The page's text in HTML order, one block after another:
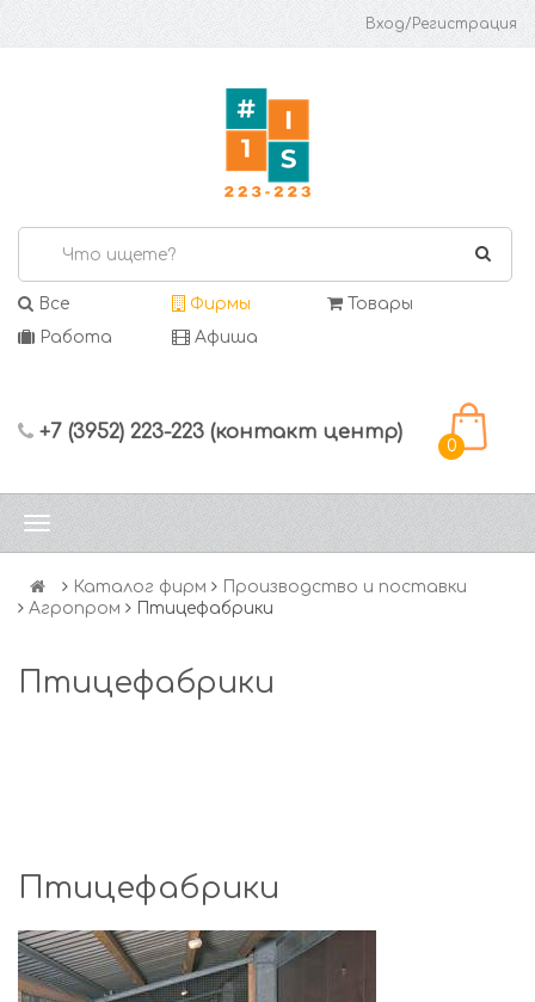
Вход/Регистрация
Все Фирмы
Товары
Работа
Афиша
+7 (3952) 223-223 (контакт центр)
0
Каталог фирм
Производство и поставки
Агропром
Птицефабрики
Птицефабрики
Птицефабрики